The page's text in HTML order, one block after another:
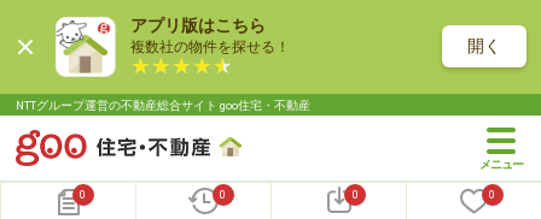
アプリ版はこちら
複数社の物件を探せる！ 開く
NTTグループ運営の不動産総合サイト goo住宅・不動産
0 0 0 0